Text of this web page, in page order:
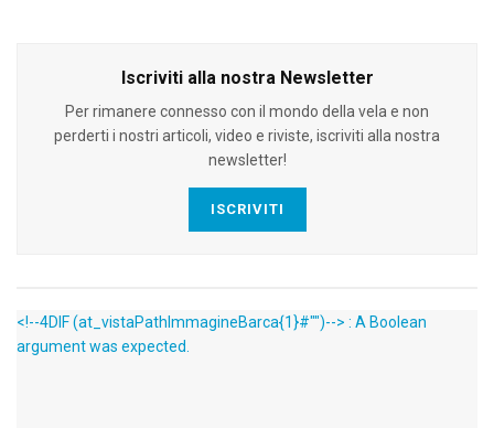
Iscriviti alla nostra Newsletter
Per rimanere connesso con il mondo della vela e non
perderti i nostri articoli, video e riviste, iscriviti alla nostra
newsletter!
ISCRIVITI
<!--4DIF (at_vistaPathImmagineBarca{1}#"")--> : A Boolean
argument was expected.